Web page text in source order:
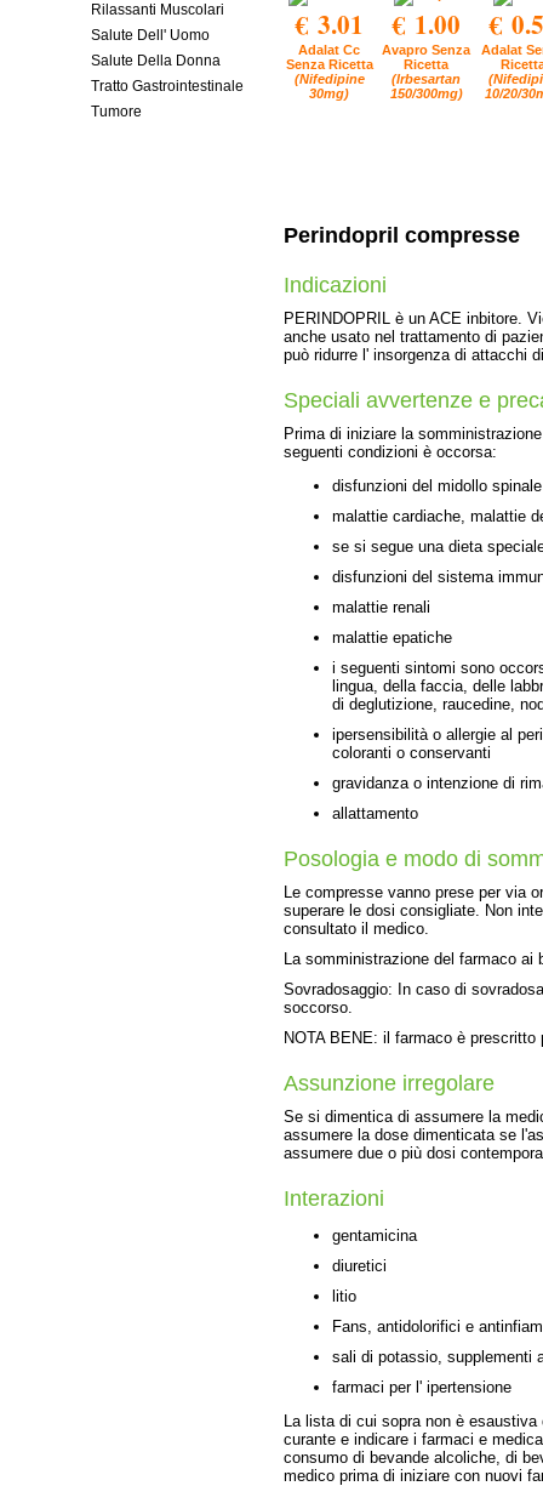
Rilassanti Muscolari
Salute Dell' Uomo
Salute Della Donna
Tratto Gastrointestinale
Tumore
€ 3.01
Adalat Cc
Senza Ricetta
(Nifedipine
30mg)
€ 1.00
Avapro Senza
Ricetta
(Irbesartan
150/300mg)
€
Adalat
10/20/
Perindopril compresse
Indicazioni
PERINDOPRIL è un ACE inbitore.
anche usato nel trattamento di
può ridurre l' insorgenza di attacchi
Speciali avvertenze e
Prima di iniziare la
seguenti condizioni è occorsa:
disfunzioni del midollo spinale
malattie cardiache, malattie
se si segue una dieta
disfunzioni del sistema
malattie renali
malattie epatiche
i seguenti sintomi sono
lingua, della faccia, delle
di deglutizione, raucedine,
ipersensibilità o allergie al
coloranti o conservanti
gravidanza o intenzione di
allattamento
Posologia e modo di
Le compresse vanno prese per via
superare le dosi consigliate. Non
consultato il medico.
La somministrazione del farmaco
Sovradosaggio: In caso di
soccorso.
NOTA BENE: il farmaco è prescritto
Assunzione irregolare
Se si dimentica di assumere la
assumere la dose dimenticata se
assumere due o più dosi
Interazioni
gentamicina
diuretici
litio
Fans, antidolorifici e
sali di potassio, supplementi
farmaci per l' ipertensione
La lista di cui sopra non è
curante e indicare i farmaci e
consumo di bevande alcoliche, di
medico prima di iniziare con nuovi